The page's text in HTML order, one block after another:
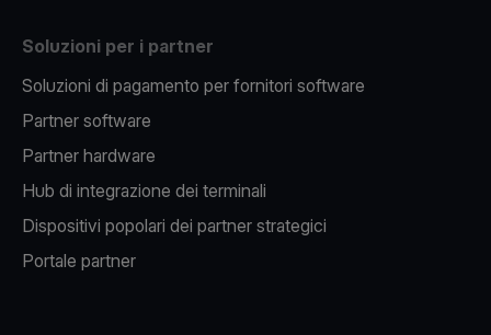
Soluzioni per i partner
Soluzioni di pagamento per fornitori software
Partner software
Partner hardware
Hub di integrazione dei terminali
Dispositivi popolari dei partner strategici
Portale partner